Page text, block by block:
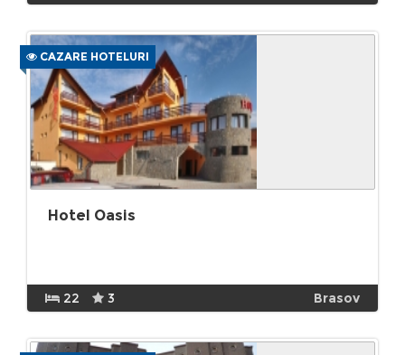
CAZARE HOTELURI
Hotel Oasis
22 3 Brasov